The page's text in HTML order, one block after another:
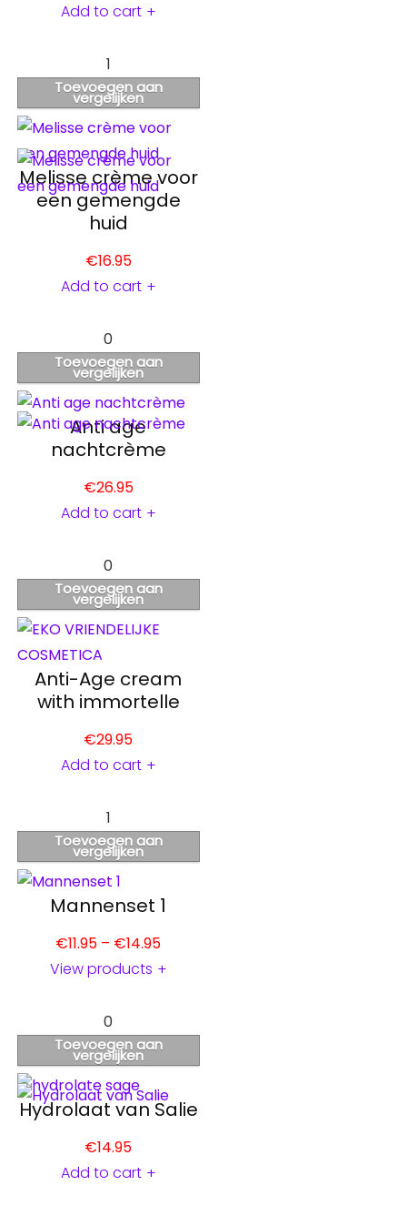
Add to cart +
1
Toevoegen aan
vergelijken
Melisse crème voor
een gemengde
huid
€16.95
Add to cart +
0
Toevoegen aan
vergelijken
Anti age
nachtcrème
€26.95
Add to cart +
0
Toevoegen aan
vergelijken
Anti-Age cream
with immortelle
€29.95
Add to cart +
1
Toevoegen aan
vergelijken
Mannenset 1
€11.95 – €14.95
View products +
0
Toevoegen aan
vergelijken
Hydrolaat van Salie
€14.95
Add to cart +